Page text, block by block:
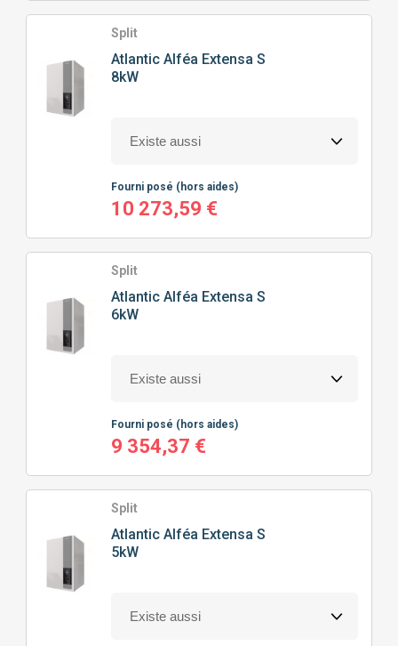
Split
Atlantic Alféa Extensa S
8kW
Fourni posé (hors aides)
10 273,59 €
Split
Atlantic Alféa Extensa S
6kW
Fourni posé (hors aides)
9 354,37 €
Split
Atlantic Alféa Extensa S
5kW